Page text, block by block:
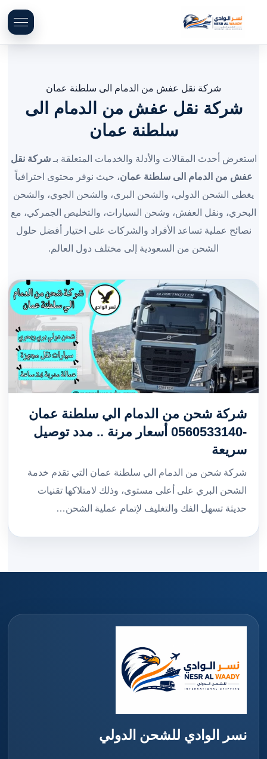
شركة نقل عفش من الدمام الى سلطنة عمان
شركة نقل عفش من الدمام الى
سلطنة عمان
استعرض أحدث المقالات والأدلة والخدمات المتعلقة بـشركة نقل
عفش من الدمام الى سلطنة عمان، حيث نوفر محتوى احترافياً
يغطي الشحن الدولي، والشحن البري، والشحن الجوي، والشحن
البحري، ونقل العفش، وشحن السيارات، والتخليص الجمركي، مع
نصائح عملية تساعد الأفراد والشركات على اختيار أفضل حلول
الشحن من السعودية إلى مختلف دول العالم.
شركة شحن من الدمام الي سلطنة عمان
-0560533140 أسعار مرنة .. مدد توصيل
سريعة
شركة شحن من الدمام الي سلطنة عمان التي تقدم خدمة
الشحن البري على أعلى مستوى، وذلك لامتلاكها تقنيات
حديثة تسهل الفك والتغليف لإتمام عملية الشحن…
نسر الوادي للشحن الدولي